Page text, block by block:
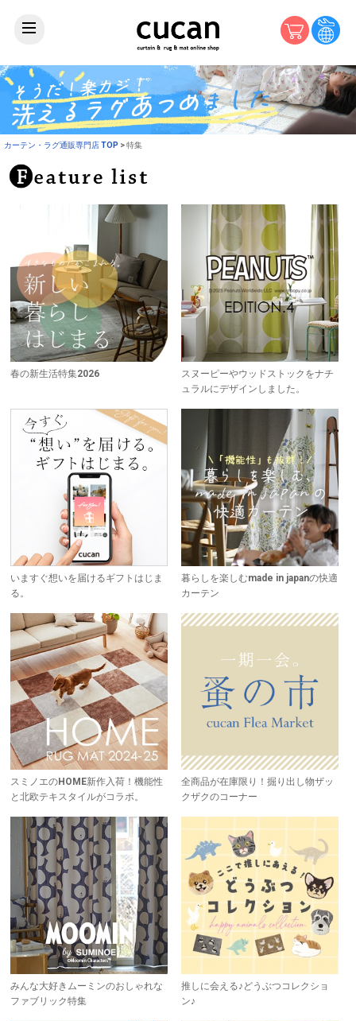
カーテン・ラグ通販専門店 TOP 特集
春の新生活特集2026
スヌーピーやウッドストックをナチ
ュラルにデザインしました。
いますぐ想いを届けるギフトはじま
る。
暮らしを楽しむmade in japanの快適
カーテン
スミノエのHOME新作入荷！機能性
と北欧テキスタイルがコラボ。
全商品が在庫限り！掘り出し物ザッ
クザクのコーナー
みんな大好きムーミンのおしゃれな
ファブリック特集
推しに会える♪どうぶつコレクショ
ン♪